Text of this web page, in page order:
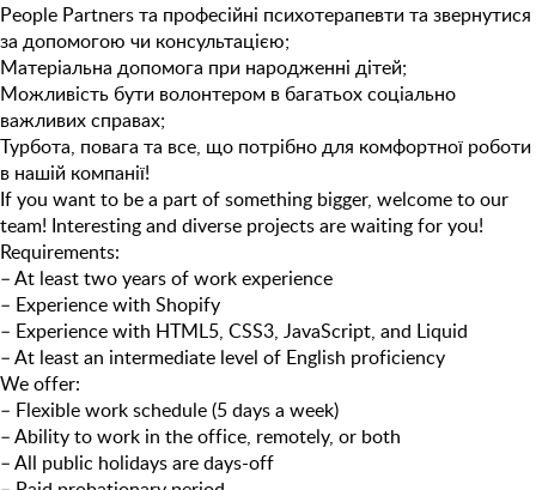
People Partners та професійні психотерапевти та звернутися
за допомогою чи консультацією;
Матеріальна допомога при народженні дітей;
Можливість бути волонтером в багатьох соціально
важливих справах;
Турбота, повага та все, що потрібно для комфортної роботи
в нашій компанії!
If you want to be a part of something bigger, welcome to our
team! Interesting and diverse projects are waiting for you!
Requirements:
– At least two years of work experience
– Experience with Shopify
– Experience with HTML5, CSS3, JavaScript, and Liquid
– At least an intermediate level of English proficiency
We offer:
– Flexible work schedule (5 days a week)
– Ability to work in the office, remotely, or both
– All public holidays are days-off